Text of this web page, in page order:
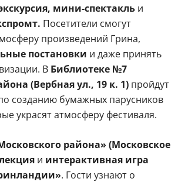
мини-спектакль и
Посетители смогут
произведений Грина,
постановки и даже принять
В Библиотеке №7
(Вербная ул., 19 к. 1) пройдут
созданию бумажных парусников
украсят атмосферу фестиваля.
района» (Московское
и интерактивная игра
. Гости узнают о